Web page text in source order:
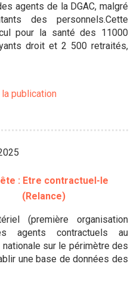
agents de la DGAC, malgré
des personnels.Cette
pour la santé des 11000
droit et 2 500 retraités,
publication
: Etre contractuel-le
(Relance)
(première organisation
agents contractuels au
sur le périmètre des
une base de données des